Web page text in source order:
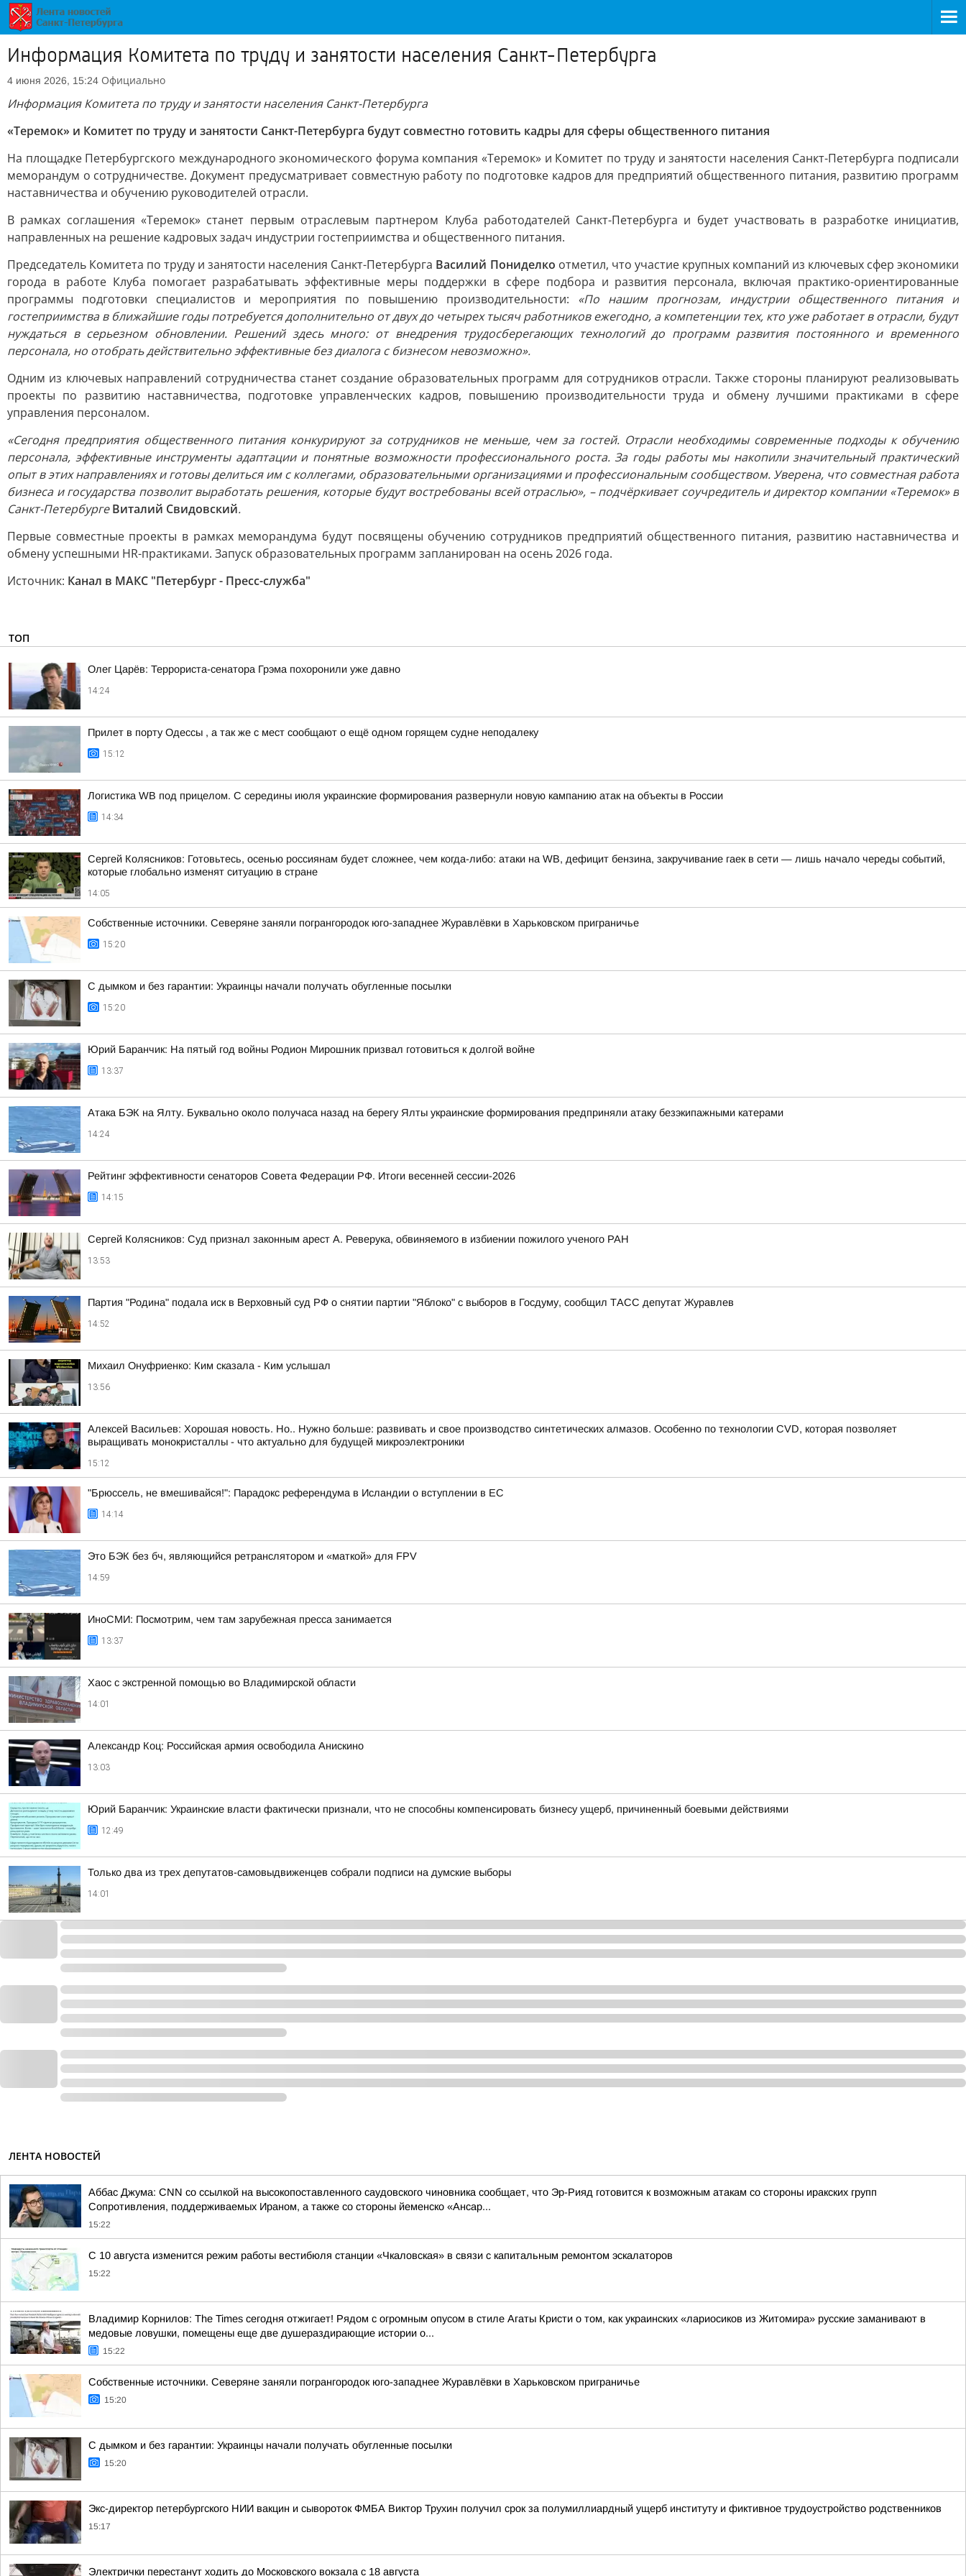
Информация Комитета по труду и занятости населения Санкт-Петербурга
4 июня 2026, 15:24 Официально
Информация Комитета по труду и занятости населения Санкт-Петербурга
«Теремок» и Комитет по труду и занятости Санкт-Петербурга будут совместно готовить кадры для сферы общественного питания
На площадке Петербургского международного экономического форума компания «Теремок» и Комитет по труду и занятости населения Санкт-Петербурга подписали
меморандум о сотрудничестве. Документ предусматривает совместную работу по подготовке кадров для предприятий общественного питания, развитию программ
наставничества и обучению руководителей отрасли.
В рамках соглашения «Теремок» станет первым отраслевым партнером Клуба работодателей Санкт-Петербурга и будет участвовать в разработке инициатив,
направленных на решение кадровых задач индустрии гостеприимства и общественного питания.
Председатель Комитета по труду и занятости населения Санкт-Петербурга Василий Пониделко отметил, что участие крупных компаний из ключевых сфер экономики
города в работе Клуба помогает разрабатывать эффективные меры поддержки в сфере подбора и развития персонала, включая практико-ориентированные
программы подготовки специалистов и мероприятия по повышению производительности: «По нашим прогнозам, индустрии общественного питания и
гостеприимства в ближайшие годы потребуется дополнительно от двух до четырех тысяч работников ежегодно, а компетенции тех, кто уже работает в отрасли, будут
нуждаться в серьезном обновлении. Решений здесь много: от внедрения трудосберегающих технологий до программ развития постоянного и временного
персонала, но отобрать действительно эффективные без диалога с бизнесом невозможно».
Одним из ключевых направлений сотрудничества станет создание образовательных программ для сотрудников отрасли. Также стороны планируют реализовывать
проекты по развитию наставничества, подготовке управленческих кадров, повышению производительности труда и обмену лучшими практиками в сфере
управления персоналом.
«Сегодня предприятия общественного питания конкурируют за сотрудников не меньше, чем за гостей. Отрасли необходимы современные подходы к обучению
персонала, эффективные инструменты адаптации и понятные возможности профессионального роста. За годы работы мы накопили значительный практический
опыт в этих направлениях и готовы делиться им с коллегами, образовательными организациями и профессиональным сообществом. Уверена, что совместная работа
бизнеса и государства позволит выработать решения, которые будут востребованы всей отраслью», – подчёркивает соучредитель и директор компании «Теремок» в
Санкт-ПетербургеВиталий Свидовский.
Первые совместные проекты в рамках меморандума будут посвящены обучению сотрудников предприятий общественного питания, развитию наставничества и
обмену успешными HR-практиками. Запуск образовательных программ запланирован на осень 2026 года.
Источник: Канал в МАКС "Петербург - Пресс-служба"
ТОП
Олег Царёв: Террориста-сенатора Грэма похоронили уже давно
14:24
Прилет в порту Одессы , а так же с мест сообщают о ещё одном горящем судне неподалеку
15:12
Логистика WB под прицелом. С середины июля украинские формирования развернули новую кампанию атак на объекты в России
14:34
Сергей Колясников: Готовьтесь, осенью россиянам будет сложнее, чем когда-либо: атаки на WB, дефицит бензина, закручивание гаек в сети — лишь начало череды событий,
которые глобально изменят ситуацию в стране
14:05
Собственные источники. Северяне заняли погрангородок юго-западнее Журавлёвки в Харьковском приграничье
15:20
С дымком и без гарантии: Украинцы начали получать обугленные посылки
15:20
Юрий Баранчик: На пятый год войны Родион Мирошник призвал готовиться к долгой войне
13:37
Атака БЭК на Ялту. Буквально около получаса назад на берегу Ялты украинские формирования предприняли атаку безэкипажными катерами
14:24
Рейтинг эффективности сенаторов Совета Федерации РФ. Итоги весенней сессии-2026
14:15
Сергей Колясников: Суд признал законным арест А. Реверука, обвиняемого в избиении пожилого ученого РАН
13:53
Партия "Родина" подала иск в Верховный суд РФ о снятии партии "Яблоко" с выборов в Госдуму, сообщил ТАСС депутат Журавлев
14:52
Михаил Онуфриенко: Ким сказала - Ким услышал
13:56
Алексей Васильев: Хорошая новость. Но.. Нужно больше: развивать и свое производство синтетических алмазов. Особенно по технологии CVD, которая позволяет
выращивать монокристаллы - что актуально для будущей микроэлектроники
15:12
"Брюссель, не вмешивайся!": Парадокс референдума в Исландии о вступлении в ЕС
14:14
Это БЭК без бч, являющийся ретранслятором и «маткой» для FPV
14:59
ИноСМИ: Посмотрим, чем там зарубежная пресса занимается
13:37
Хаос с экстренной помощью во Владимирской области
14:01
Александр Коц: Российская армия освободила Анискино
13:03
Юрий Баранчик: Украинские власти фактически признали, что не способны компенсировать бизнесу ущерб, причиненный боевыми действиями
12:49
Только два из трех депутатов-самовыдвиженцев собрали подписи на думские выборы
14:01
ЛЕНТА НОВОСТЕЙ
Аббас Джума: CNN со ссылкой на высокопоставленного саудовского чиновника сообщает, что Эр-Рияд готовится к возможным атакам со стороны иракских групп
Сопротивления, поддерживаемых Ираном, а также со стороны йеменско «Ансар...
15:22
С 10 августа изменится режим работы вестибюля станции «Чкаловская» в связи с капитальным ремонтом эскалаторов
15:22
Владимир Корнилов: The Times сегодня отжигает! Рядом с огромным опусом в стиле Агаты Кристи о том, как украинских «лариосиков из Житомира» русские заманивают в
медовые ловушки, помещены еще две душераздирающие истории о...
15:22
Собственные источники. Северяне заняли погрангородок юго-западнее Журавлёвки в Харьковском приграничье
15:20
С дымком и без гарантии: Украинцы начали получать обугленные посылки
15:20
Экс-директор петербургского НИИ вакцин и сывороток ФМБА Виктор Трухин получил срок за полумиллиардный ущерб институту и фиктивное трудоустройство родственников
15:17
Электрички перестанут ходить до Московского вокзала с 18 августа